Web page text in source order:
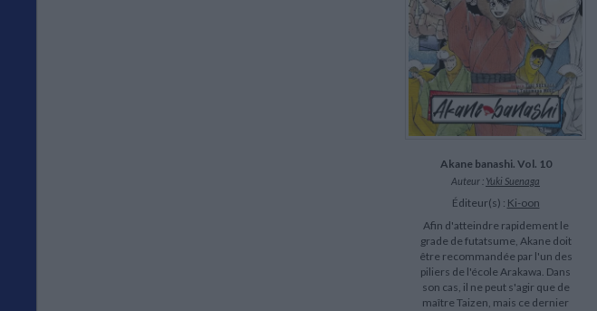
Akane banashi. Vol. 10
Auteur : Yuki Suenaga
Éditeur(s) : Ki-oon
Afin d'atteindre rapidement le
grade de futatsume, Akane doit
être recommandée par l'un des
piliers de l'école Arakawa. Dans
son cas, il ne peut s'agir que de
maître Taizen, mais ce dernier